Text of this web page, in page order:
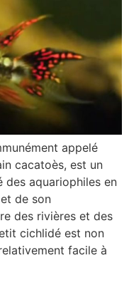
appelé
cacatoès, est un
des aquariophiles en
de son
des rivières et des
cichlidé est non
facile à